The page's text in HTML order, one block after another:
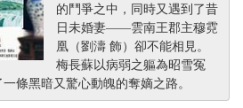
的鬥爭之中，同時又遇到了昔
日未婚妻——雲南王郡主穆霓
凰（劉濤 飾）卻不能相見。
梅長蘇以病弱之軀為昭雪冤
條黑暗又驚心動魄的奪嫡之路。